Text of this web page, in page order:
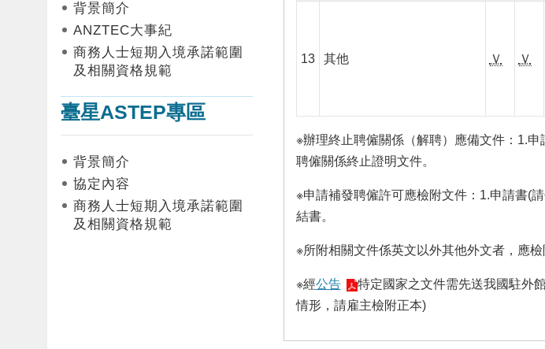
背景簡介
ANZTEC大事紀
商務人士短期入境承諾範圍
及相關資格規範
臺星ASTEP專區
背景簡介
協定內容
商務人士短期入境承諾範圍
及相關資格規範
13 其他 Ｖ Ｖ
※辦理終止聘僱關係（解聘）應備文件：1.
聘僱關係終止證明文件。
※申請補發聘僱許可應檢附文件：1.申請書(
結書。
※所附相關文件係英文以外其他外文者，應檢
※經公告
特定國家之文件需先送我國駐外
情形，請雇主檢附正本)